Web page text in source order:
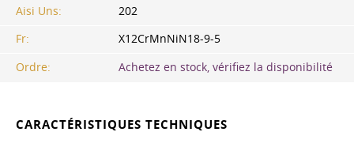
Aisi Uns:
202
Fr:
X12CrMnNiN18-9-5
Ordre:
Achetez en stock, vérifiez la disponibilité
CARACTÉRISTIQUES TECHNIQUES